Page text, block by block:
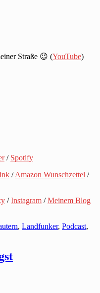
Straße 😉 (YouTube)
/ Spotify
/Amazon Wunschzettel /
/Instagram /Meinem Blog
, Landfunker, Podcast,